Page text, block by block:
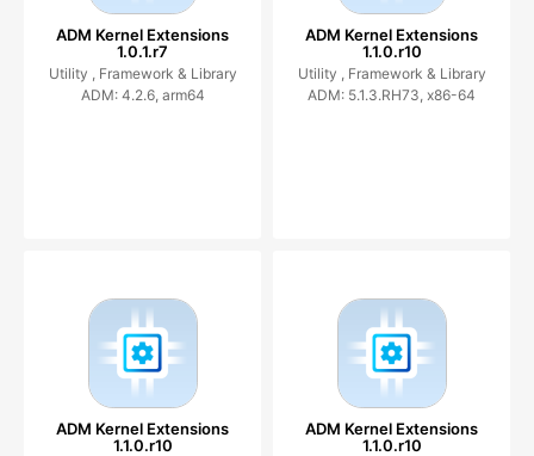
ADM Kernel Extensions
1.0.1.r7
Utility , Framework & Library
ADM: 4.2.6, arm64
ADM Kernel Extensions
1.1.0.r10
Utility , Framework & Library
ADM: 5.1.3.RH73, x86-64
ADM Kernel Extensions
1.1.0.r10
ADM Kernel Extensions
1.1.0.r10